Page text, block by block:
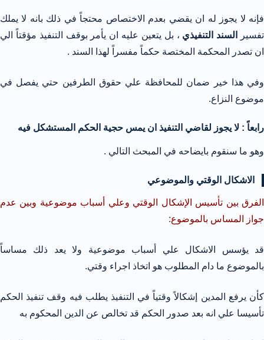
فإنه لا يجوز له ان يقضي بعدم الاختصاص محتجاً في ذلك بانه لا يملك
تفسير
السند التنفيذي ، بل يتعين عليه ان يأمر بوقف التنفيذ مؤقتاً الي
ان تصدر المحكمة المختصة حكماً مفسراً لهذا السند .
وفي هذا خير ضمان للمحافظة علي حقوق الطرفين حتي يفصل في
موضوع النزاع.
رابعاً : لا يجوز لقاضي التنفيذ ان يمس حجية الحكم المستشكل فيه
وهو ما سنقوم بايضاحه في المبحث التالي .
الاشكال الوقتي والموضوعي
الفرق بين تأسيس الإشكال الوقتي وعلي أسباب موضوعية وبين عدم
جواز المساس بالموضوع:
قد يؤسس الاشكال علي أسباب موضوعية ولا يعد ذلك مساساً
بالموضوع ما دام المطلوب هو اتخاذ اجراء وقتي.
كأن يرفع المدين إشكالاً وقتياً في التنفيذ يطلب فيه وقف تنفيذ الحكم
تأسيسا علي انه بعد صدور الحكم قد تخالص عن الدين المحكوم به